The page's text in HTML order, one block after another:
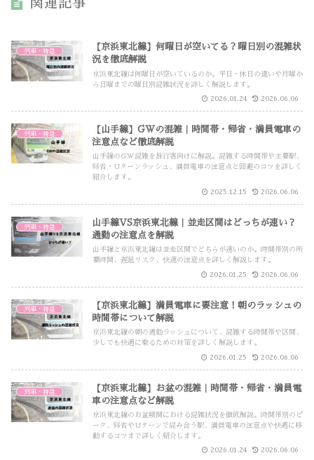
関連記事
列車・特急
【京浜東北線】何曜日が空いてる？曜日別の混雑状
況を徹底解説
京浜東北線は何曜日が空いているのか。平日・休日の違いや月曜か
ら日曜までの曜日別混雑状況を詳しく解説します。
2026.01.24 2026.06.06
列車・特急
【山手線】GWの混雑｜時間帯・帰省・満員電車の
注意点など徹底解説
山手線のGW混雑を旅行客向けに解説。混雑する時間帯や主要駅、
帰省・Uターンラッシュ、満員電車の注意点と回避のコツを詳しく
紹介します。
2025.12.15 2026.06.06
列車・特急
山手線VS京浜東北線｜並走区間はどっちが速い？
通勤の注意点を解説
山手線と京浜東北線は並走区間でどちらが速いのか。時間帯別の所
要時間、遅延リスク、快速の注意点を詳しく解説します。
2026.01.25 2026.06.06
列車・特急
【京浜東北線】満員電車に要注意！朝のラッシュの
時間帯について解説
京浜東北線の朝の通勤ラッシュについて、混雑する時間帯や区間、
少しでも快適に乗るための対策を詳しく解説します。
2026.01.25 2026.06.06
列車・特急
【京浜東北線】お盆の混雑｜時間帯・帰省・満員電
車の注意点など解説
京浜東北線のお盆期間における混雑状況を徹底解説。時間帯別のピ
ーク、帰省やUターンで混み合う駅、満員電車の注意点や快適に移
動するコツまで詳しく紹介します。
2026.01.24 2026.06.06